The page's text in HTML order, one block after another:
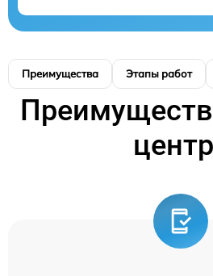
Преимущества Этапы работ